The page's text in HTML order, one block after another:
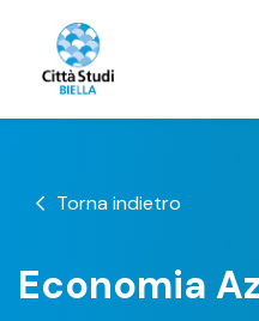
Torna indietro
Economia